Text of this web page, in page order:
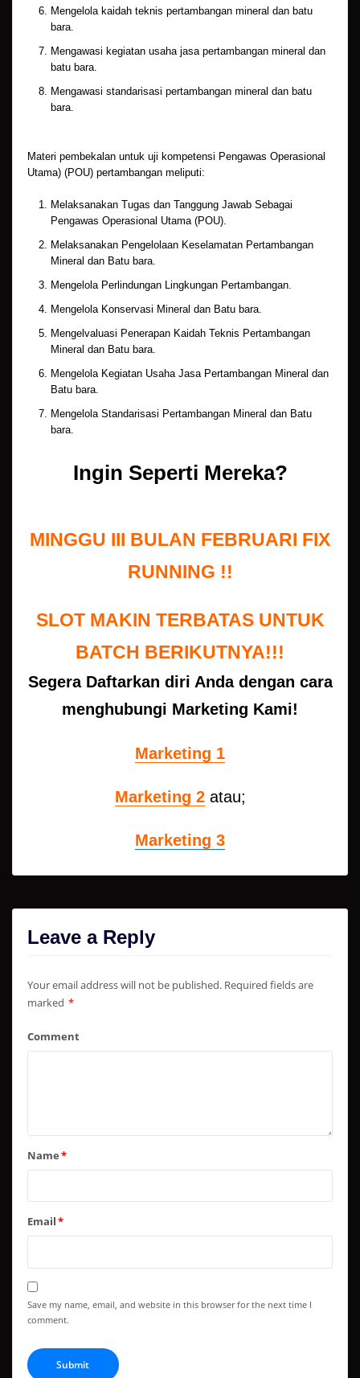
Mengelola kaidah teknis pertambangan mineral dan batu
bara.
Mengawasi kegiatan usaha jasa pertambangan mineral dan
batu bara.
Mengawasi standarisasi pertambangan mineral dan batu
bara.
Materi pembekalan untuk uji kompetensi Pengawas Operasional
Utama) (POU) pertambangan meliputi:
Melaksanakan Tugas dan Tanggung Jawab Sebagai
Pengawas Operasional Utama (POU).
Melaksanakan Pengelolaan Keselamatan Pertambangan
Mineral dan Batu bara.
Mengelola Perlindungan Lingkungan Pertambangan.
Mengelola Konservasi Mineral dan Batu bara.
Mengelvaluasi Penerapan Kaidah Teknis Pertambangan
Mineral dan Batu bara.
Mengelola Kegiatan Usaha Jasa Pertambangan Mineral dan
Batu bara.
Mengelola Standarisasi Pertambangan Mineral dan Batu
bara.
Ingin Seperti Mereka?
MINGGU III BULAN FEBRUARI FIX
RUNNING !!
SLOT MAKIN TERBATAS UNTUK
BATCH BERIKUTNYA!!!
Segera Daftarkan diri Anda dengan cara
menghubungi Marketing Kami!
Marketing 1
Marketing 2atau;
Marketing 3
Leave a Reply
Your email address will not be published. Required fields are
marked *
Comment
Name*
Email*
Save my name, email, and website in this browser for the next time I
comment.